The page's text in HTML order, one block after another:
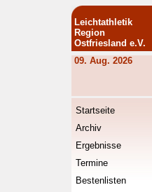
Leichtathletik
Region
Ostfriesland e.V.
09. Aug. 2026
Startseite
Archiv
Ergebnisse
Termine
Bestenlisten